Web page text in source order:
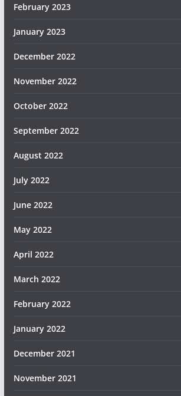
February 2023
January 2023
December 2022
November 2022
October 2022
September 2022
August 2022
July 2022
June 2022
May 2022
April 2022
March 2022
February 2022
January 2022
December 2021
November 2021